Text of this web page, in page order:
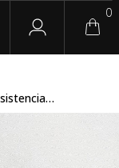
CD Reaccion Propia "Inercia somatica" (Resistencia Records)